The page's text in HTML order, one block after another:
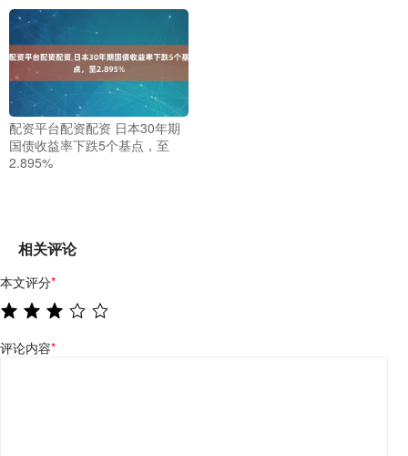
配资平台配资配资 日本30年期
国债收益率下跌5个基点，至
2.895%
相关评论
本文评分*
评论内容*